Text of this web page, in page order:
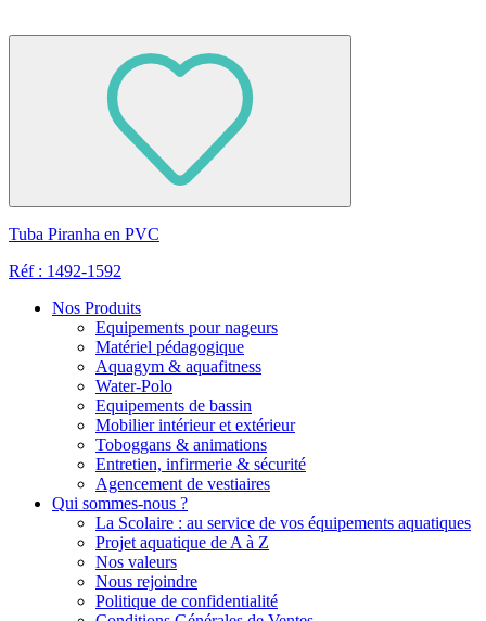
Tuba Piranha en PVC
Réf : 1492-1592
Nos Produits
Equipements pour nageurs
Matériel pédagogique
Aquagym & aquafitness
Water-Polo
Equipements de bassin
Mobilier intérieur et extérieur
Toboggans & animations
Entretien, infirmerie & sécurité
Agencement de vestiaires
Qui sommes-nous ?
La Scolaire : au service de vos équipements aquatiques
Projet aquatique de A à Z
Nos valeurs
Nous rejoindre
Politique de confidentialité